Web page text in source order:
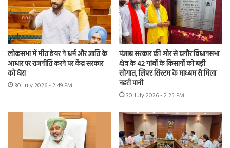
लोकसभा में मीत हेयर ने धर्म और जाति के
आधार पर राजनीति करने पर केंद्र सरकार
को घेरा
30 July 2026 - 2:49 PM
पंजाब सरकार की ओर से घनौर विधानसभा
क्षेत्र के 42 गांवों के किसानों को बड़ी
सौगात, लिफ्ट सिस्टम के माध्यम से मिला
नहरी पानी
30 July 2026 - 2:25 PM